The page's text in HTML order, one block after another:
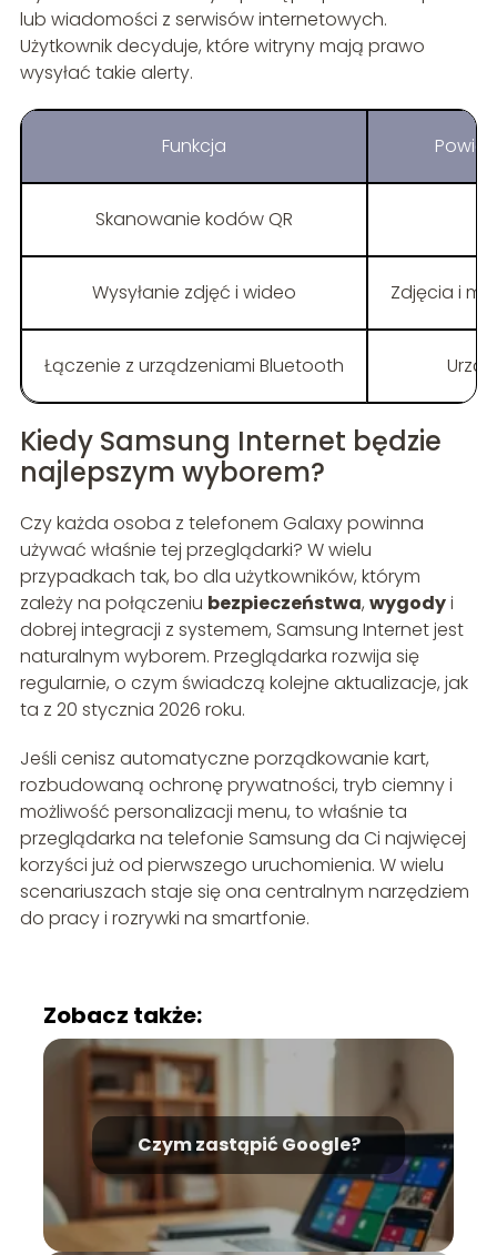
lub wiadomości z serwisów internetowych.
Użytkownik decyduje, które witryny mają prawo
wysyłać takie alerty.
Funkcja
Skanowanie kodów QR
Wysyłanie zdjęć i wideo Zdjęcia i
Łączenie z urządzeniami Bluetooth
Kiedy Samsung Internet będzie
najlepszym wyborem?
Czy każda osoba z telefonem Galaxy powinna
używać właśnie tej przeglądarki? W wielu
przypadkach tak, bo dla użytkowników, którym
zależy na połączeniu bezpieczeństwa, wygodyi
dobrej integracji z systemem, Samsung Internet jest
naturalnym wyborem. Przeglądarka rozwija się
regularnie, o czym świadczą kolejne aktualizacje, jak
ta z 20 stycznia 2026 roku.
Jeśli cenisz automatyczne porządkowanie kart,
rozbudowaną ochronę prywatności, tryb ciemny i
możliwość personalizacji menu, to właśnie ta
przeglądarka na telefonie Samsung da Ci najwięcej
korzyści już od pierwszego uruchomienia. W wielu
scenariuszach staje się ona centralnym narzędziem
do pracy i rozrywki na smartfonie.
Zobacz także:
Czym zastąpić Google?